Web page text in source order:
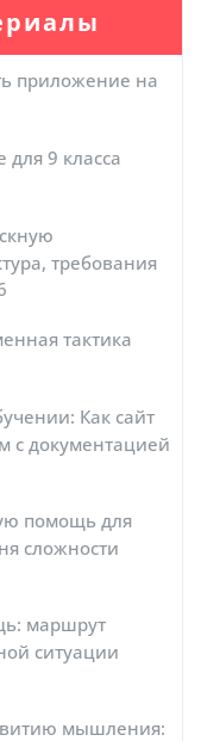
приложение на
9 класса
требования
тактика
Как сайт
с документацией
помощь для
сложности
маршрут
ситуации
мышления: